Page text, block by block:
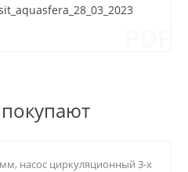
насос циркуляционный 3-х